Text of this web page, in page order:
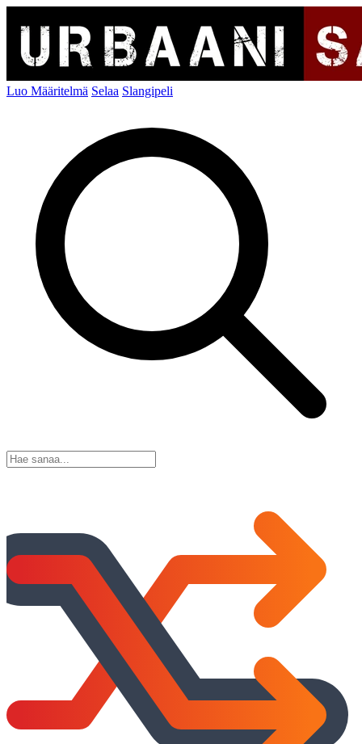
Luo Määritelmä Selaa Slangipeli